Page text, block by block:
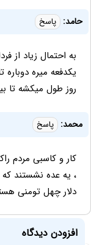
حامد: پاسخ
به احتمال زیاد از
روز طول میکشه تا بیاد به
محمد: پاسخ
کار و کاسبی مردم
، یه عده نشستند
دلار چهل تومنی
افزودن دیدگاه